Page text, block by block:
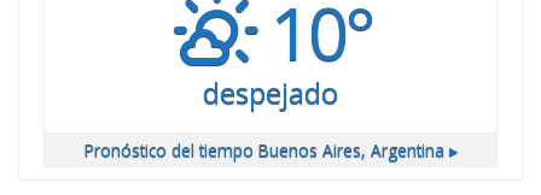
10°
despejado
Pronóstico del tiempo Buenos Aires, Argentina ▸